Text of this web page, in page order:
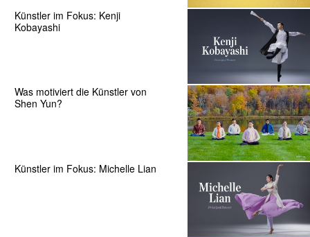
Künstler im Fokus: Kenji
Kobayashi
Was motiviert die Künstler von
Shen Yun?
Künstler im Fokus: Michelle Lian